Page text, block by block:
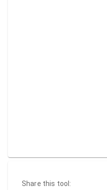
Share this tool: